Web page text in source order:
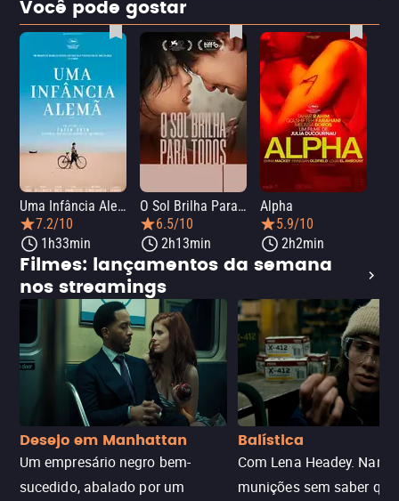
Você pode gostar
Uma Infância Alemã
7.2/10
1h33min
O Sol Brilha Para Todos
6.5/10
2h13min
Alpha
5.9/10
2h2min
Filmes: lançamentos da semana
nos streamings
Desejo em Manhattan
Um empresário negro bem-
sucedido, abalado por um
Balística
Com Lena Headey.
munições sem saber